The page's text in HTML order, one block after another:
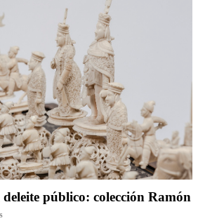
público: colección Ramón